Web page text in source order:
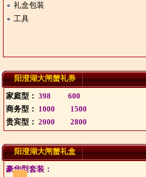
礼盒包装
工具
阳澄湖大闸蟹礼券
家庭型： 398
600
商务型： 1000
1500
贵宾型： 2000 2800
阳澄湖大闸蟹礼盒
豪华型套装：